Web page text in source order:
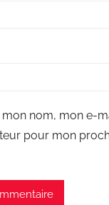
mon nom, mon e-
pour mon